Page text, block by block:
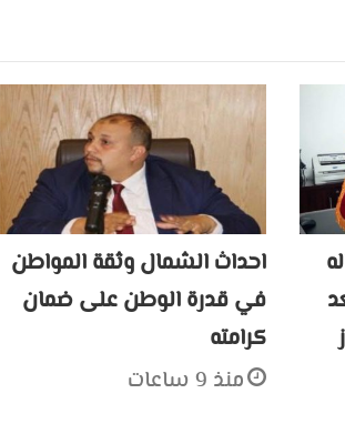
احداث الشمال وثقة المواطن
في قدرة الوطن على ضمان
كرامته
منذ 9 ساعات